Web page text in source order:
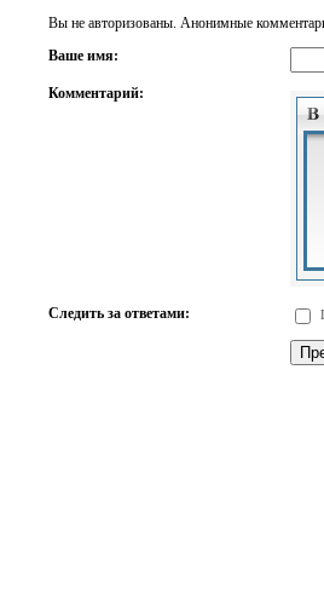
Вы не авторизованы. Анонимные
Ваше имя:
Комментарий:
Следить за ответами: